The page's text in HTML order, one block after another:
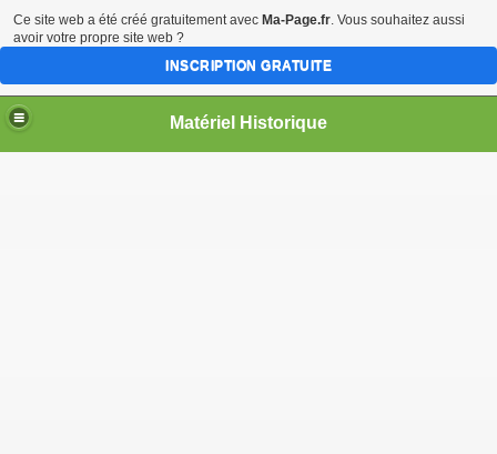
Matériel Historique
Ce site web a été créé gratuitement avec Ma-Page.fr. Vous souhaitez aussi
avoir votre propre site web ?
INSCRIPTION GRATUITE